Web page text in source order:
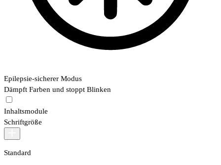
Epilepsie-sicherer Modus
Dämpft Farben und stoppt Blinken
Inhaltsmodule
Schriftgröße
Standard